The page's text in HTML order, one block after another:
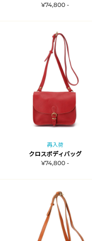
¥74,800 -
再入荷
クロスボディバッグ
¥74,800 -